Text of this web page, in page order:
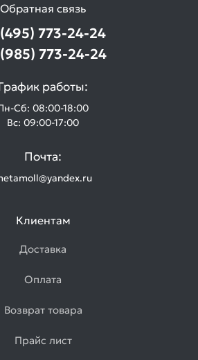
Обратная связь
773-24-24
773-24-24
работы:
Сб: 08:00-18:00
Вс: 09:00-17:00
Почта:
Клиентам
Доставка
Оплата
Возврат товара
Прайс лист